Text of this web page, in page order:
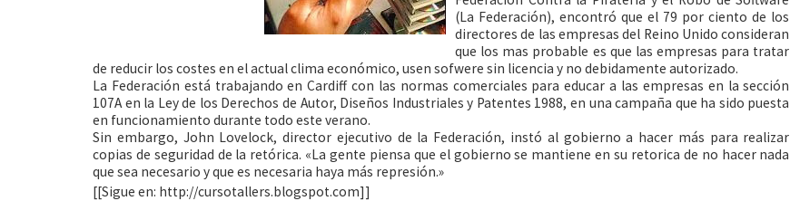
(La Federación), encontró que el 79 por ciento de los
directores de las empresas del Reino Unido consideran
que los mas probable es que las empresas para tratar
de reducir los costes en el actual clima económico, usen sofwere sin licencia y no debidamente autorizado.
La Federación está trabajando en Cardiff con las normas comerciales para educar a las empresas en la sección
107A en la Ley de los Derechos de Autor, Diseños Industriales y Patentes 1988, en una campaña que ha sido puesta
en funcionamiento durante todo este verano.
Sin embargo, John Lovelock, director ejecutivo de la Federación, instó al gobierno a hacer más para realizar
copias de seguridad de la retórica. «La gente piensa que el gobierno se mantiene en su retorica de no hacer nada
que sea necesario y que es necesaria haya más represión.»
[[Sigue en: http://cursotallers.blogspot.com]]